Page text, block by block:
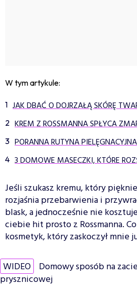
W tym artykule:
JAK DBAĆ O DOJRZAŁĄ SKÓRĘ
KREM Z ROSSMANNA SPŁYCA
PORANNA RUTYNA
3 DOMOWE MASECZKI, KTÓRE
Jeśli szukasz kremu, który
rozjaśnia przebarwienia i
blask, a jednocześnie nie
ciebie hit prosto z Rossmanna.
kosmetyk, który zaskoczył mnie
WIDEO Domowy sposób na
prysznicowej